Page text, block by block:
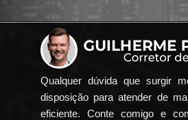
Qualquer dúvida que surgir
disposição para atender de
eficiente. Conte comigo e